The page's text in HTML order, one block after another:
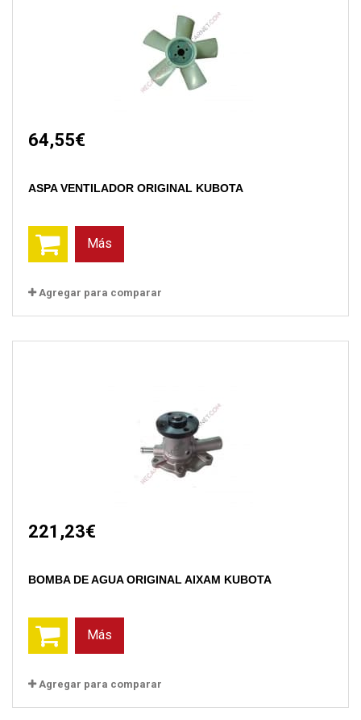
64,55€
ASPA VENTILADOR ORIGINAL KUBOTA
Más
Agregar para comparar
221,23€
BOMBA DE AGUA ORIGINAL AIXAM KUBOTA
Más
Agregar para comparar